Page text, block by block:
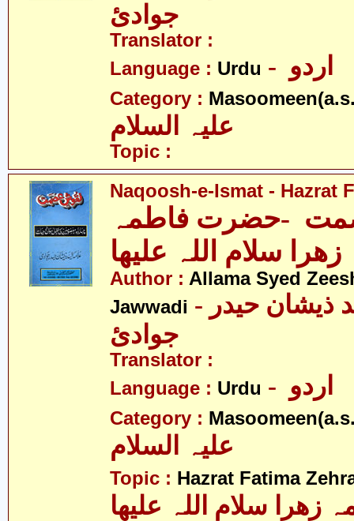
جوادئ
Translator :
Language : Urdu
Category :
Topic :
Naqoosh-e-Ismat - Hazrat
-حضرت فاطمہ
زھرا سلام اللہ علیھا
Author : Allama Syed
Jawwadi - علامہ سیّد ذیشان حیدر
جوادئ
Translator :
Language : Urdu
Category :
Topic : Hazrat Fatima
زھرا سلام اللہ علیھا